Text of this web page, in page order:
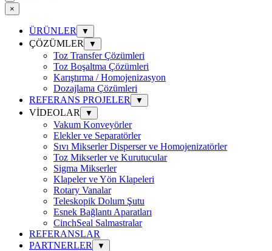
×
ÜRÜNLER ▼
ÇÖZÜMLER ▼
Toz Transfer Çözümleri
Toz Boşaltma Çözümleri
Karıştırma / Homojenizasyon
Dozajlama Çözümleri
REFERANS PROJELER
▼
VİDEOLAR ▼
Vakum Konveyörler
Elekler ve Separatörler
Sıvı Mikserler Disperser ve Homojenizatörler
Toz Mikserler ve Kurutucular
Sigma Mikserler
Klapeler ve Yön Klapeleri
Rotary Vanalar
Teleskopik Dolum Şutu
Esnek Bağlantı Aparatları
CinchSeal Salmastralar
REFERANSLAR
PARTNERLER
▼